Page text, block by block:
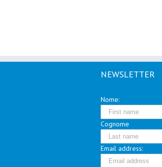
NEWSLETTER
Nome:
Cognome
Email address: